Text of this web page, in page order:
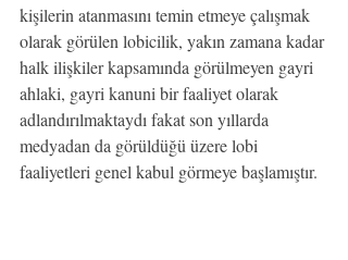
kişilerin atanmasını temin etmeye çalışmak
olarak görülen lobicilik, yakın zamana kadar
halk ilişkiler kapsamında görülmeyen gayri
ahlaki, gayri kanuni bir faaliyet olarak
adlandırılmaktaydı fakat son yıllarda
medyadan da görüldüğü üzere lobi
faaliyetleri genel kabul görmeye başlamıştır.